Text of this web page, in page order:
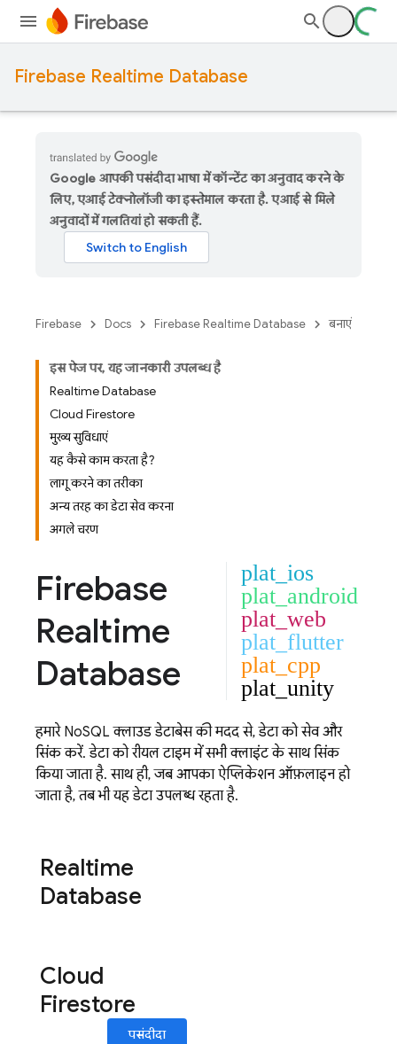
Firebase Realtime Database
Google आपकी पसंदीदा भाषा में कॉन्टेंट का अनुवाद करने के
लिए, एआई टेक्नोलॉजी का इस्तेमाल करता है. एआई से मिले
अनुवादों में गलतियां हो सकती हैं.
Firebase Docs Firebase Realtime Database बनाएं
इस पेज पर, यह जानकारी उपलब्ध है
Realtime Database
Cloud Firestore
मुख्य सुविधाएं
यह कैसे काम करता है?
लागू करने का तरीका
अन्य तरह का डेटा सेव करना
अगले चरण:
Firebase
Realtime
Database
plat_ios
plat_android
plat_web
plat_flutter
plat_cpp
plat_unity
हमारे NoSQL क्लाउड डेटाबेस की मदद से, डेटा को सेव और
सिंक करें. डेटा को रीयल टाइम में सभी क्लाइंट के साथ सिंक
किया जाता है. साथ ही, जब आपका ऐप्लिकेशन ऑफ़लाइन हो
जाता है, तब भी यह डेटा उपलब्ध रहता है.
Realtime
Database
Cloud
Firestore
पसंदीदा